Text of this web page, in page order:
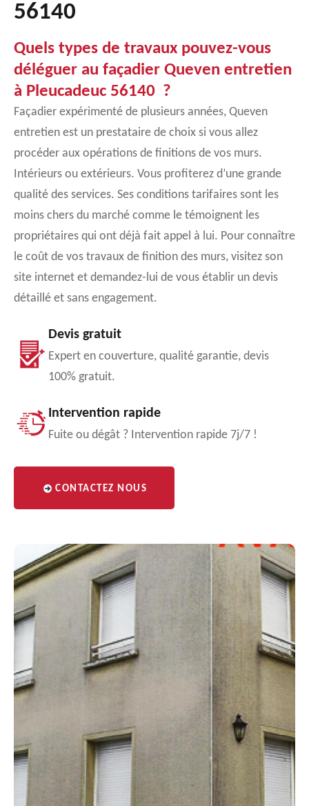
56140
Quels types de travaux pouvez-vous
déléguer au façadier Queven entretien
à Pleucadeuc 56140 ?
Façadier expérimenté de plusieurs années, Queven
entretien est un prestataire de choix si vous allez
procéder aux opérations de finitions de vos murs.
Intérieurs ou extérieurs. Vous profiterez d’une grande
qualité des services. Ses conditions tarifaires sont les
moins chers du marché comme le témoignent les
propriétaires qui ont déjà fait appel à lui. Pour connaître
le coût de vos travaux de finition des murs, visitez son
site internet et demandez-lui de vous établir un devis
détaillé et sans engagement.
Devis gratuit
Expert en couverture, qualité garantie, devis
100% gratuit.
Intervention rapide
Fuite ou dégât ? Intervention rapide 7j/7 !
CONTACTEZ NOUS